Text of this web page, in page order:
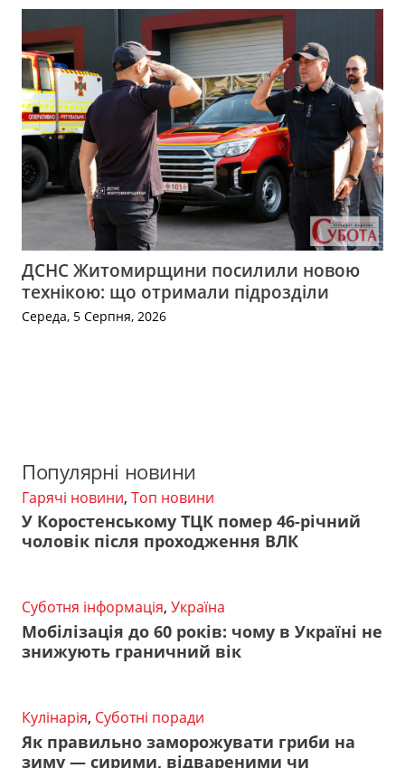
ДСНС Житомирщини посилили новою
технікою: що отримали підрозділи
Середа, 5 Серпня, 2026
Популярні новини
Гарячі новини, Топ новини
У Коростенському ТЦК помер 46-річний
чоловік після проходження ВЛК
Суботня інформація, Україна
Мобілізація до 60 років: чому в Україні не
знижують граничний вік
Кулінарія, Суботні поради
Як правильно заморожувати гриби на
зиму — сирими, відвареними чи